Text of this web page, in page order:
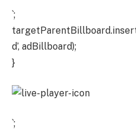
`;
d’, adBillboard);
}
`;